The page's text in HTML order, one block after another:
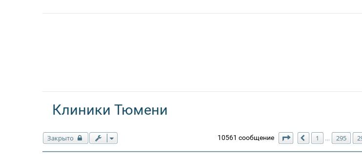
Клиники Тюмени
Закрыто 10561 сообщение Страница 297 из302
Пред.
1 … 295